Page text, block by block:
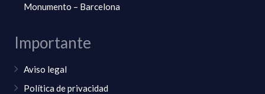
Monumento – Barcelona
Importante
Aviso legal
Política de privacidad